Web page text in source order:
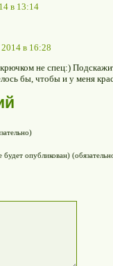
в 13:14
в 16:28
не спец:)
бы, чтобы и у меня
опубликован)